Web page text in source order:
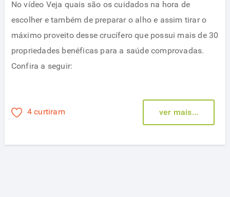
No vídeo Veja quais são os cuidados na hora de
escolher e também de preparar o alho e assim tirar o
máximo proveito desse crucífero que possui mais de 30
propriedades benéficas para a saúde comprovadas.
Confira a seguir:
4 curtiram ver mais...